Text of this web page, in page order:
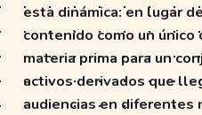
esta dinámica: en lugar
contenido como un
materia prima para un
activos derivados que
audiencias en diferentes